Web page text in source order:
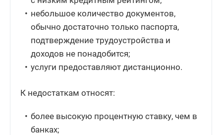
небольшое количество документов,
обычно достаточно только паспорта,
подтверждение трудоустройства и
доходов не понадобится;
услуги предоставляют дистанционно.
К недостаткам относят:
более высокую процентную ставку, чем в
банках;